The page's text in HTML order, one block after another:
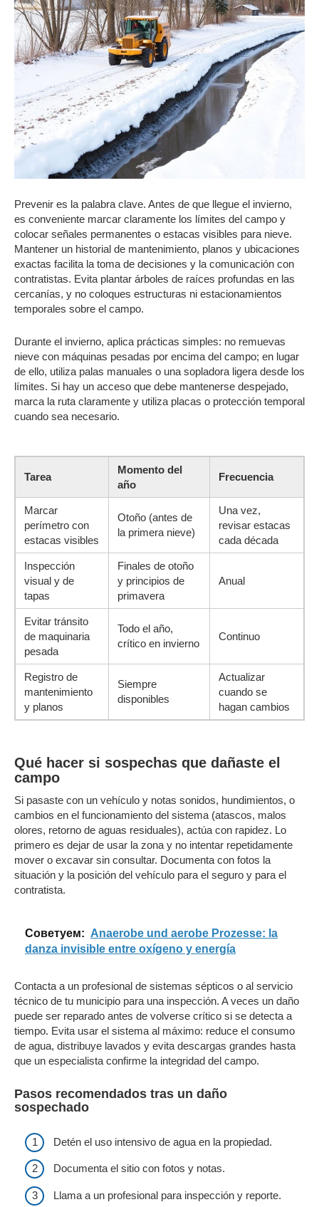
Prevenir es la palabra clave. Antes de que llegue el invierno,
es conveniente marcar claramente los límites del campo y
colocar señales permanentes o estacas visibles para nieve.
Mantener un historial de mantenimiento, planos y ubicaciones
exactas facilita la toma de decisiones y la comunicación con
contratistas. Evita plantar árboles de raíces profundas en las
cercanías, y no coloques estructuras ni estacionamientos
temporales sobre el campo.
Durante el invierno, aplica prácticas simples: no remuevas
nieve con máquinas pesadas por encima del campo; en lugar
de ello, utiliza palas manuales o una sopladora ligera desde los
límites. Si hay un acceso que debe mantenerse despejado,
marca la ruta claramente y utiliza placas o protección temporal
cuando sea necesario.
Tarea
Momento del
año
Frecuencia
Marcar
perímetro con
estacas visibles
Otoño (antes de
la primera nieve)
Una vez,
revisar estacas
cada década
Inspección
visual y de
tapas
Finales de otoño
y principios de
primavera
Anual
Evitar tránsito
de maquinaria
pesada
Todo el año,
crítico en invierno
Continuo
Registro de
mantenimiento
y planos
Siempre
disponibles
Actualizar
cuando se
hagan cambios
Qué hacer si sospechas que dañaste el
campo
Si pasaste con un vehículo y notas sonidos, hundimientos, o
cambios en el funcionamiento del sistema (atascos, malos
olores, retorno de aguas residuales), actúa con rapidez. Lo
primero es dejar de usar la zona y no intentar repetidamente
mover o excavar sin consultar. Documenta con fotos la
situación y la posición del vehículo para el seguro y para el
contratista.
Cоветуем: Anaerobe und aerobe Prozesse: la
danza invisible entre oxígeno y energía
Contacta a un profesional de sistemas sépticos o al servicio
técnico de tu municipio para una inspección. A veces un daño
puede ser reparado antes de volverse crítico si se detecta a
tiempo. Evita usar el sistema al máximo: reduce el consumo
de agua, distribuye lavados y evita descargas grandes hasta
que un especialista confirme la integridad del campo.
Pasos recomendados tras un daño
sospechado
Detén el uso intensivo de agua en la propiedad.
Documenta el sitio con fotos y notas.
Llama a un profesional para inspección y reporte.